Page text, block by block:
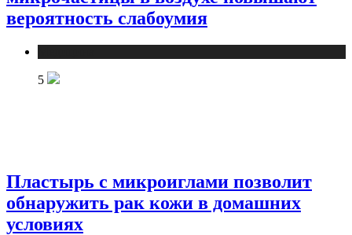
вероятность слабоумия
5
Пластырь с микроиглами позволит
обнаружить рак кожи в домашних
условиях